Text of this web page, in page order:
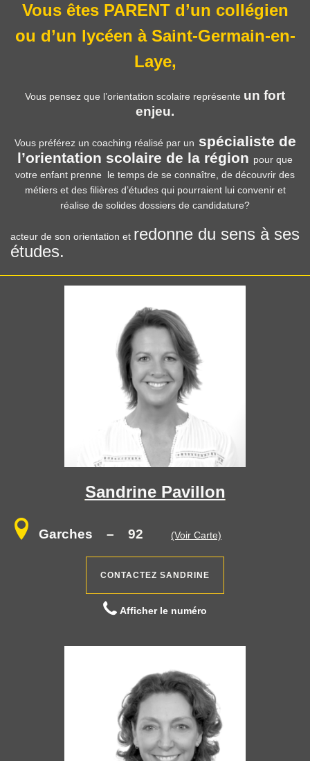
Vous êtes PARENT d’un collégien
ou d’un lycéen à Saint-Germain-en-
Laye,
Vous pensez que l’orientation scolaire représente un fort
enjeu.
Vous préférez un coaching réalisé par un spécialiste de
l’orientation scolaire de la région pour que
votre enfant prenne le temps de se connaître, de découvrir des
métiers et des filières d’études qui pourraient lui convenir et
réalise de solides dossiers de candidature?
acteur de son orientation et redonne du sens à ses
études.
Sandrine Pavillon
Garches – 92 (Voir Carte)
CONTACTEZ SANDRINE
Afficher le numéro